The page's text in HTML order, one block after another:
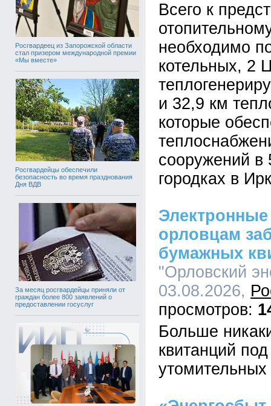
Росгвардеец из Запорожской области
стал призером международной премии
«Мы вместе»
Росгвардейцы обеспечили
безопасность во время празднования
Дня ВДВ
За месяц росгвардейцы приняли от
граждан более 800 заявлений о
предоставлении госуслуг
Всего к
необходимо
котельных, 2
и 32,9 км
которые
сооружений в
городках в
Электронные
орловцам
бумажных
"Орловский
03.08.2026,
Больше
квитанций